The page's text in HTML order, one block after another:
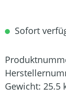
Sofort
Gewicht: 25.5